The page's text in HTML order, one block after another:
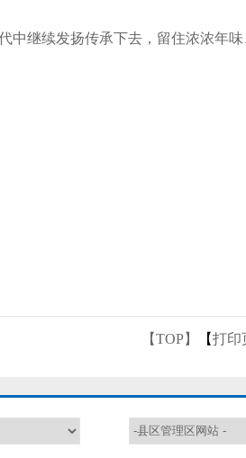
继续发扬传承下去，留住浓浓年味
【TOP】 【打印